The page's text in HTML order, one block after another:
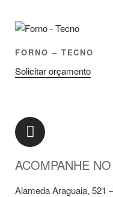
FORNO – TECNO
Solicitar orçamento
ACOMPANHE
Alameda Araguaia, 521